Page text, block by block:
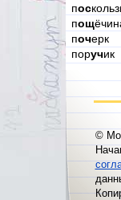
пос
пощ
почерк
поручик
©